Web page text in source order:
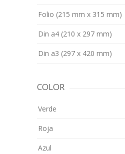
Folio (215 mm x 315 mm)
Din a4 (210 x 297 mm)
Din a3 (297 x 420 mm)
COLOR
Verde
Roja
Azul